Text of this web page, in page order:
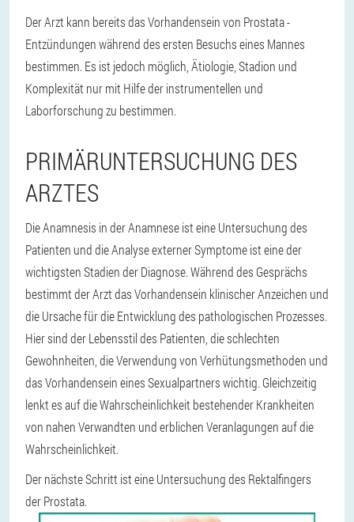
Der Arzt kann bereits das Vorhandensein von Prostata -
Entzündungen während des ersten Besuchs eines Mannes
bestimmen. Es ist jedoch möglich, Ätiologie, Stadion und
Komplexität nur mit Hilfe der instrumentellen und
Laborforschung zu bestimmen.
PRIMÄRUNTERSUCHUNG DES
ARZTES
Die Anamnesis in der Anamnese ist eine Untersuchung des
Patienten und die Analyse externer Symptome ist eine der
wichtigsten Stadien der Diagnose. Während des Gesprächs
bestimmt der Arzt das Vorhandensein klinischer Anzeichen und
die Ursache für die Entwicklung des pathologischen Prozesses.
Hier sind der Lebensstil des Patienten, die schlechten
Gewohnheiten, die Verwendung von Verhütungsmethoden und
das Vorhandensein eines Sexualpartners wichtig. Gleichzeitig
lenkt es auf die Wahrscheinlichkeit bestehender Krankheiten
von nahen Verwandten und erblichen Veranlagungen auf die
Wahrscheinlichkeit.
Der nächste Schritt ist eine Untersuchung des Rektalfingers
der Prostata.